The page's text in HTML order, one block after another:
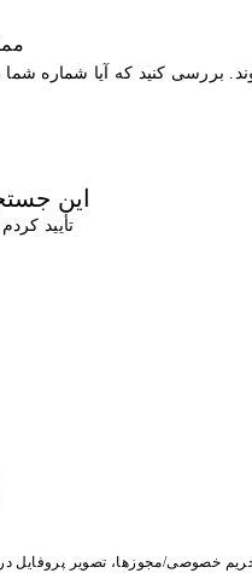
⚠️
بررسی کنید که آیا شماره شما
این
من این شماره را با CheckLeaked تأیید کردم